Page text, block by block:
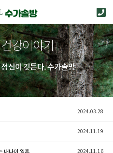
강이야기
신이 깃든다. 수가솔방
2024.03.28
2024.11.19
내나이 일흔 2024.11.16